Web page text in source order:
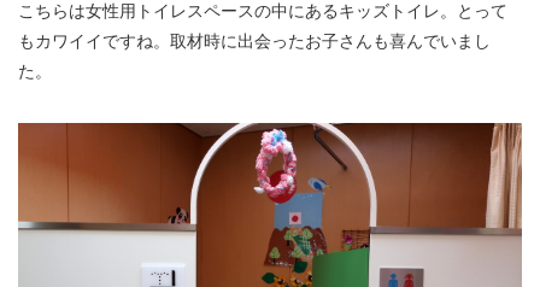
こちらは女性用トイレスペースの中にあるキッズトイレ。とって
もカワイイですね。取材時に出会ったお子さんも喜んでいまし
た。